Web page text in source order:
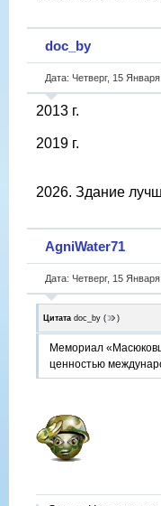
doc_by
Дата: Четверг, 15
2013 г.
2019 г.
2026. Здание
AgniWater71
Дата: Четверг, 15
Цитата doc_by ( )
Мемориал
ценностью